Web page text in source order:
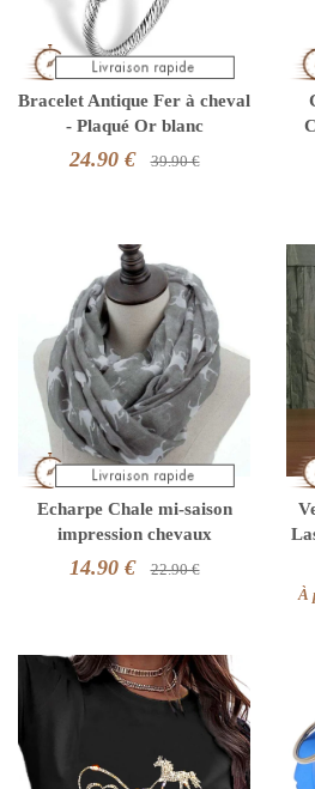
Bracelet Antique Fer à cheval
- Plaqué Or blanc
24.90 € 39.90 €
Echarpe Chale mi-saison
impression chevaux
14.90 € 22.90 €
À